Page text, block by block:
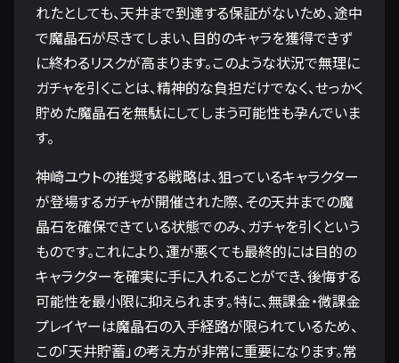
れたとしても、天井まで到達する保証がないため、途中
で魔晶石が尽きてしまい、目的のキャラを獲得できず
に終わるリスクが高まります。このような状況で無理に
ガチャを引くことは、精神的な負担だけでなく、せっかく
貯めた魔晶石を無駄にしてしまう可能性も孕んでいま
す。
神崎ユウトの推奨する戦略は、狙っているキャラクター
が登場するガチャが開催された際、その天井までの魔
晶石を確保できている状態でのみ、ガチャを引くという
ものです。これにより、運が悪くても最終的には目的の
キャラクターを確実に手に入れることができ、後悔する
可能性を最小限に抑えられます。特に、無課金・微課金
プレイヤーは魔晶石の入手経路が限られているため、
この「天井貯蓄」の考え方が非常に重要になります。常